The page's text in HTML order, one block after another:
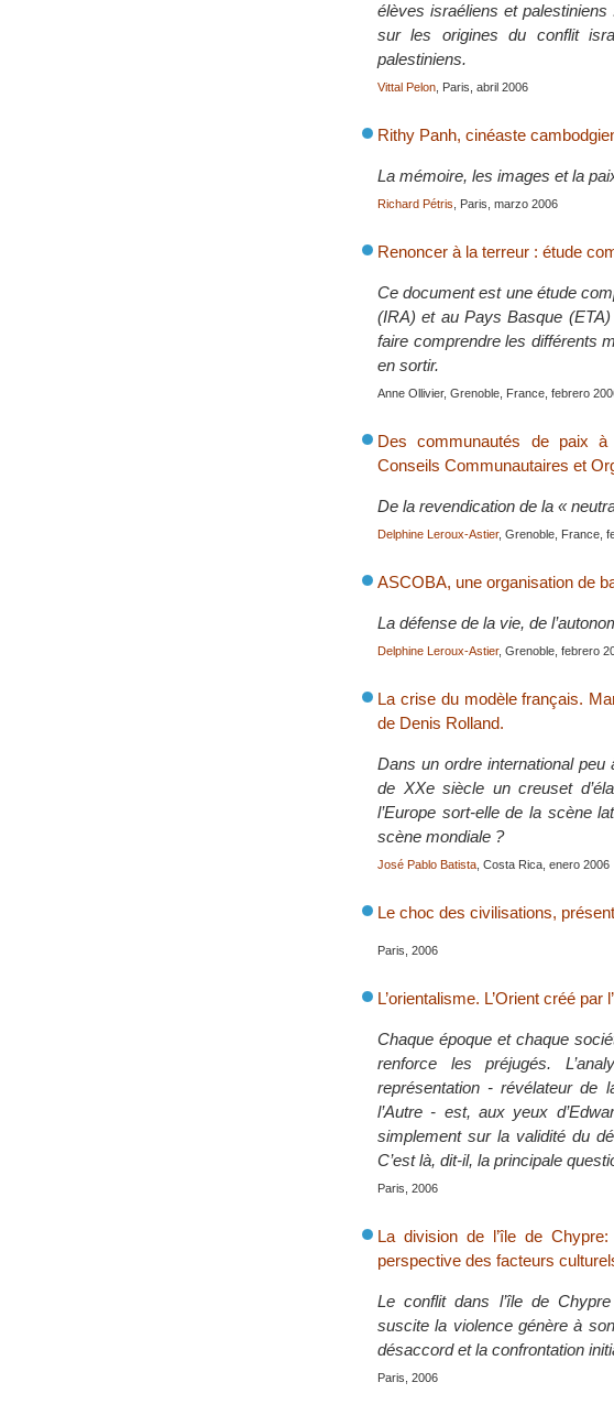
élèves israéliens et
sur les origines du conflit
palestiniens.
Vittal Pelon , Paris, abril 2006
Rithy Panh, cinéaste
La mémoire, les images et la
Richard Pétris , Paris, marzo 2006
Renoncer à la terreur : étude
Ce document est une étude
(IRA) et au Pays Basque (ETA)
faire comprendre les différents
en sortir.
Anne Ollivier, Grenoble, France, febrero
Des communautés de paix à
Conseils Communautaires et
De la revendication de la «
Delphine Leroux-Astier, Grenoble, France,
ASCOBA, une organisation de
La défense de la vie, de
Delphine Leroux-Astier, Grenoble, febrero
La crise du modèle français.
de Denis Rolland.
Dans un ordre international peu
de XXe siècle un creuset
l’Europe sort-elle de la scène
scène mondiale ?
José Pablo Batista , Costa Rica, enero 2006
Le choc des civilisations,
Paris, 2006
L’orientalisme. L’Orient créé
Chaque époque et chaque
renforce les préjugés.
représentation - révélateur de
l’Autre - est, aux yeux
simplement sur la validité du
C’est là, dit-il, la principale
Paris, 2006
La division de l’île de
perspective des facteurs
Le conflit dans l’île de
suscite la violence génère à
désaccord et la confrontation
Paris, 2006